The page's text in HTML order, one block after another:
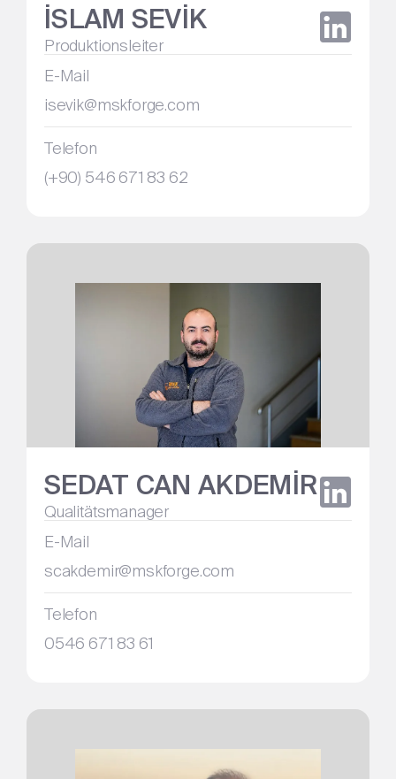
İSLAM SEVİK
Produktionsleiter
E-Mail
isevik@mskforge.com
Telefon
(+90) 546 671 83 62
SEDAT CAN AKDEMİR
Qualitätsmanager
E-Mail
scakdemir@mskforge.com
Telefon
0546 671 83 61